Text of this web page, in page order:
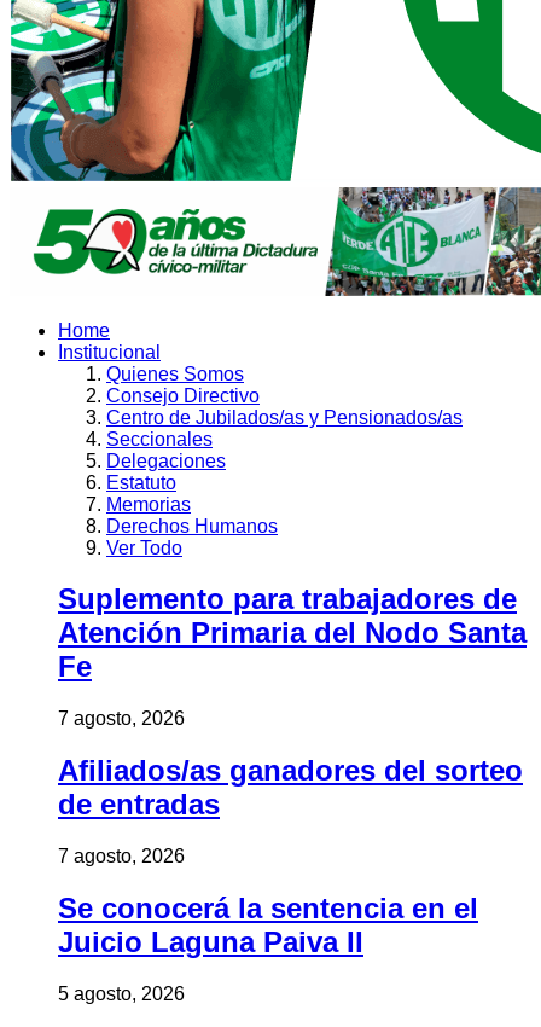
Home
Institucional
Quienes Somos
Consejo Directivo
Centro de Jubilados/as y Pensionados/as
Seccionales
Delegaciones
Estatuto
Memorias
Derechos Humanos
Ver Todo
Suplemento para trabajadores de
Atención Primaria del Nodo Santa
Fe
7 agosto, 2026
Afiliados/as ganadores del sorteo
de entradas
7 agosto, 2026
Se conocerá la sentencia en el
Juicio Laguna Paiva II
5 agosto, 2026